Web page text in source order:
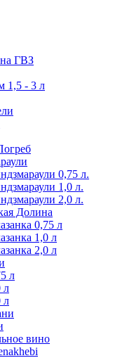
ГВЗ
1,5 - 3 л
0,75 л.
1,0 л.
2,0 л.
Долина
0,75 л
1,0 л
2,0 л
л
л
л
вино